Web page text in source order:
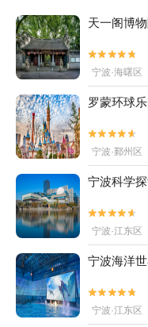
天一阁博


宁波·海曙区
罗蒙环球


宁波·鄞州区
宁波科学


宁波·江东区
宁波海洋


宁波·江东区